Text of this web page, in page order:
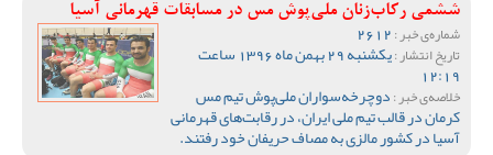
ششمی رکاب‌زنان ملی‌پوش مس در مسابقات قهرمانی آسیا
شماره‌ی خبر :
تاریخ انتشار : یکشنبه 29 بهمن ماه 1396 ساعت
12:19
خلاصه‌ی خبر :دوچرخه‌سواران ملی‌پوش تیم مس
کرمان در قالب تیم ملی ایران، در رقابت‌های قهرمانی
آسیا در کشور مالزی به مصاف حریفان خود رفتند.